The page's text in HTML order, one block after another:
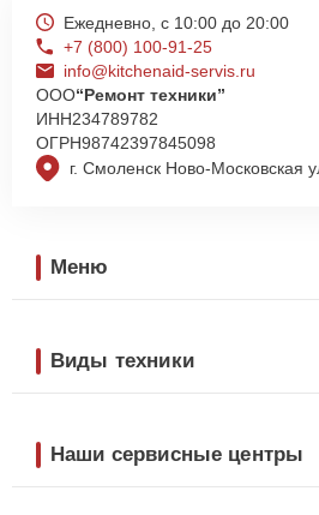
г. Смоленск Ново-Московская
Ежедневно, с 10:00 до 20:00
+7 (800) 100-91-25
info@kitchenaid-servis.ru
ООО“Ремонт техники”
ИНН234789782
ОГРН98742397845098
Меню
Виды техники
Наши сервисные центры